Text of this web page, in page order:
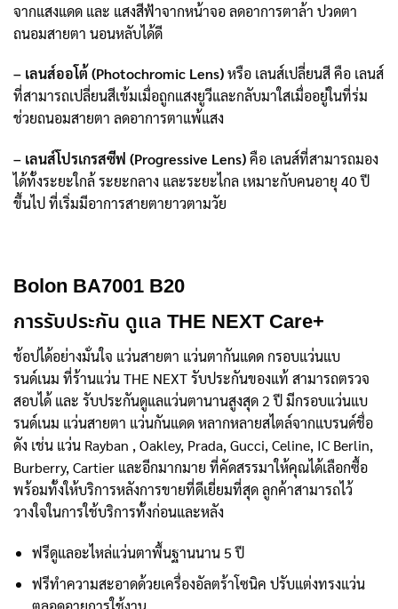
จากแสงแดด และ แสงสีฟ้าจากหน้าจอ ลดอาการตาล้า ปวดตา
ถนอมสายตา นอนหลับได้ดี
– เลนส์ออโต้ (Photochromic Lens)หรือ เลนส์เปลี่ยนสี คือ เลนส์
ที่สามารถเปลี่ยนสีเข้มเมื่อถูกแสงยูวีและกลับมาใสเมื่ออยู่ในที่ร่ม
ช่วยถนอมสายตา ลดอาการตาแพ้แสง
– เลนส์โปรเกรสซีฟ (Progressive Lens)คือ เลนส์ที่สามารถมอง
ได้ทั้งระยะใกล้ ระยะกลาง และระยะไกล เหมาะกับคนอายุ 40 ปี
ขึ้นไป ที่เริ่มมีอาการสายตายาวตามวัย
Bolon BA7001 B20
การรับประกัน ดูแล THE NEXT Care+
ช้อปได้อย่างมั่นใจ แว่นสายตา แว่นตากันแดด กรอบแว่นแบ
รนด์เนม ที่ร้านแว่น THE NEXT รับประกันของแท้ สามารถตรวจ
สอบได้ และ รับประกันดูแลแว่นตานานสูงสุด 2 ปี มีกรอบแว่นแบ
รนด์เนม แว่นสายตา แว่นกันแดด หลากหลายสไตล์จากแบรนด์ชื่อ
ดัง เช่น แว่น Rayban , Oakley, Prada, Gucci, Celine, IC Berlin,
Burberry, Cartier และอีกมากมาย ที่คัดสรรมาให้คุณได้เลือกซื้อ
พร้อมทั้งให้บริการหลังการขายที่ดีเยี่ยมที่สุด ลูกค้าสามารถไว้
วางใจในการใช้บริการทั้งก่อนและหลัง
ฟรีดูแลอะไหล่แว่นตาพื้นฐานนาน 5 ปี
ฟรีทำความสะอาดด้วยเครื่องอัลตร้าโซนิค ปรับแต่งทรงแว่น